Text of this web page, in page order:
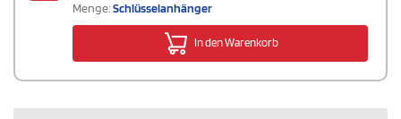
Menge:Schlüsselanhänger
In den Warenkorb